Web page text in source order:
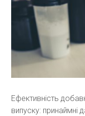
Ефективність
випуску: принаймні